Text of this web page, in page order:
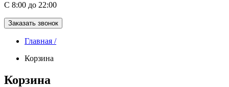
C 8:00 до 22:00
Заказать звонок
Главная /
Корзина
Корзина